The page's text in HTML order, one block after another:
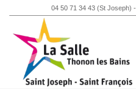
04 50 71 34 43 (St Joseph) -